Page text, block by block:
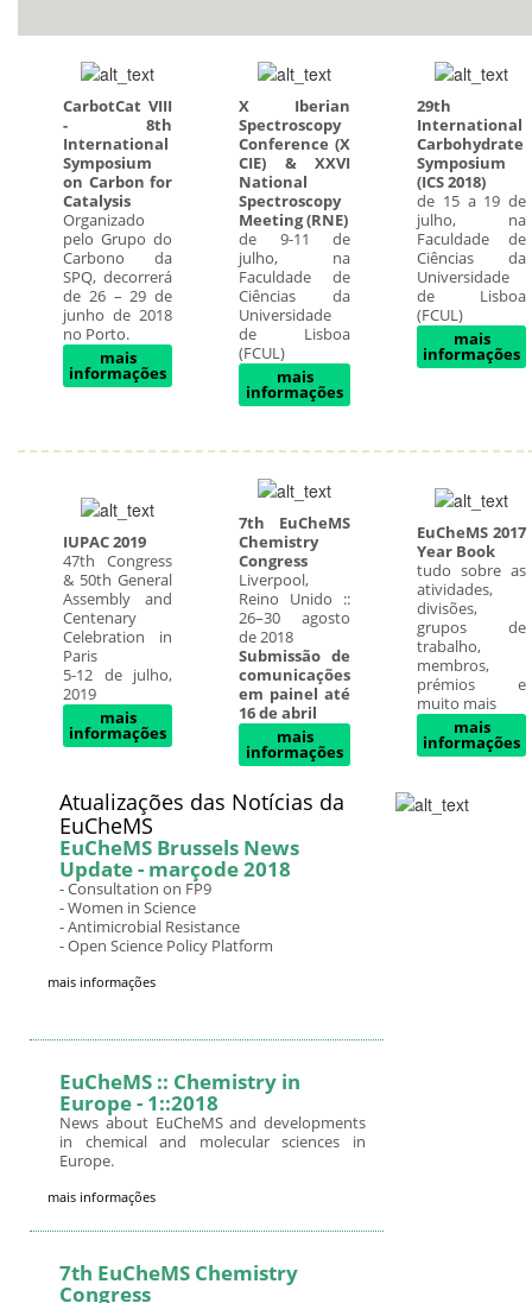
CarbotCat VIII
- 8th
International
Symposium
on Carbon for
Catalysis
Organizado
pelo Grupo do
Carbono da
SPQ, decorrerá
de 26 – 29 de
junho de 2018
no Porto.
mais
informações
X Iberian
Spectroscopy
Conference (X
CIE) & XXVI
National
Spectroscopy
Meeting (RNE)
de 9-11 de
julho, na
Faculdade de
Ciências da
Universidade
de Lisboa
(FCUL)
mais
informações
29th
International
Carbohydrate
Symposium
(ICS 2018)
de 15 a 19 de
julho, na
Faculdade de
Ciências da
Universidade
de Lisboa
(FCUL)
mais
informações
IUPAC 2019
47th Congress
& 50th General
Assembly and
Centenary
Celebration in
Paris
5-12 de julho,
2019
mais
informações
7th EuCheMS
Chemistry
Congress
Liverpool,
Reino Unido ::
26–30 agosto
de 2018
Submissão de
comunicações
em painel até
16 de abril
mais
informações
EuCheMS 2017
Year Book
tudo sobre as
atividades,
divisões,
grupos de
trabalho,
membros,
prémios e
muito mais
mais
informações
Atualizações das Notícias da
EuCheMS
EuCheMS Brussels News
Update - marçode 2018
- Consultation on FP9
- Women in Science
- Antimicrobial Resistance
- Open Science Policy Platform
mais informações
EuCheMS :: Chemistry in
Europe - 1::2018
News about EuCheMS and developments
in chemical and molecular sciences in
Europe.
mais informações
7th EuCheMS Chemistry
Congress